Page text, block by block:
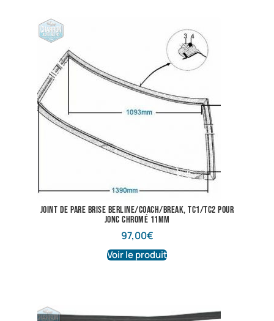
joint de pare brise berline/coach/break, tc1/tc2 pour
jonc chromé 11mm
97,00€
Voir le produit